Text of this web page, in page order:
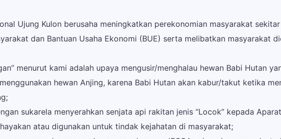
Ujung Kulon berusaha meningkatkan perekonomian masyarakat
dan Bantuan Usaha Ekonomi (BUE) serta melibatkan masyarakat
menurut kami adalah upaya mengusir/menghalau hewan Babi Hutan
hewan Anjing, karena Babi Hutan akan kabur/takut ketika
sukarela menyerahkan senjata api rakitan jenis “Locok” kepada
atau digunakan untuk tindak kejahatan di masyarakat;